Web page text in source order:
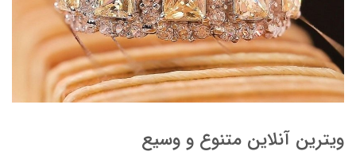
ویترین آنلاین متنوع و وسیع